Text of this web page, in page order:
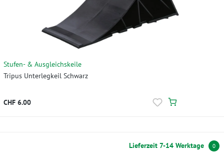
Stufen- & Ausgleichskeile
Tripus Unterlegkeil Schwarz
CHF 6.00
Lieferzeit 7-14 Werktage 0